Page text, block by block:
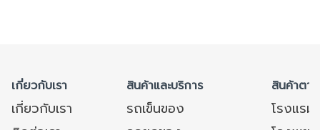
เกี่ยวกับเรา สินค้าและบริการ สินค้าตา
เกี่ยวกับเรา รถเข็นของ
โรงแร